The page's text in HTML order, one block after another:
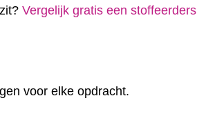
zit?Vergelijk gratis een stoffeerders
voor elke opdracht.